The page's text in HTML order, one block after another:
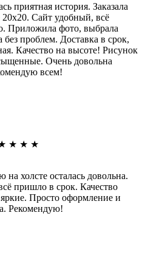
приятная история. Заказала
20х20. Сайт удобный, всё
Приложила фото, выбрала
без проблем. Доставка в срок,
Качество на высоте! Рисунок
Очень довольна
всем!
★ ★ ★
на холсте осталась довольна.
пришло в срок. Качество
Просто оформление и
Рекомендую!